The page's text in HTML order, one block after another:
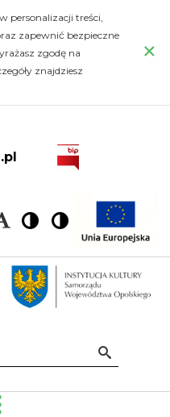
personalizacji treści,
zapewnić bezpieczne
zgodę na
znajdziesz
×
Czcionka
Wysoki
kontrast
Wysoki
kontrast
Idź